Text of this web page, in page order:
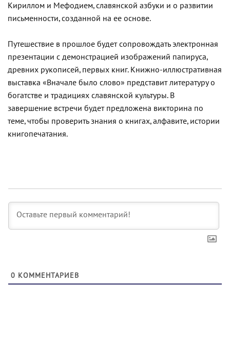
Кириллом и Мефодием, славянской азбуки и о развитии
письменности, созданной на ее основе.
Путешествие в прошлое будет сопровождать электронная
презентации с демонстрацией изображений папируса,
древних рукописей, первых книг. Книжно-иллюстративная
выставка «Вначале было слово» представит литературу о
богатстве и традициях славянской культуры. В
завершение встречи будет предложена викторина по
теме, чтобы проверить знания о книгах, алфавите, истории
книгопечатания.
0 КОММЕНТАРИЕВ